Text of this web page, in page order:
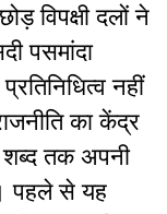
छोड़ विपक्षी दलों ने
पसमांदा
प्रतिनिधित्व नहीं
का केंद्र
शब्द तक अपनी
पहले से यह